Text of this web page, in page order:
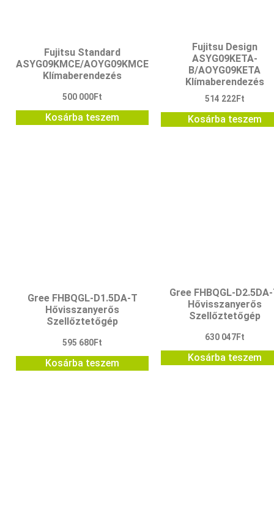
Fujitsu Standard
ASYG09KMCE/AOYG09KMCE
Klímaberendezés
500 000Ft
Kosárba teszem
Fujitsu Design
ASYG09KETA-
B/AOYG09KETA
Klímaberendezés
514 222Ft
Kosárba teszem
Gree FHBQGL-D1.5DA-T
Hővisszanyerős
Szellőztetőgép
595 680Ft
Kosárba teszem
Gree FHBQGL-
Hővisszanyerős
Szellőztetőgép
630 047Ft
Kosárba teszem